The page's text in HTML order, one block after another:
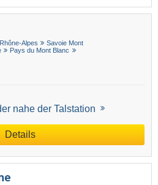
Alpes
Savoie Mont
Pays du Mont Blanc
nahe der Talstation
Details